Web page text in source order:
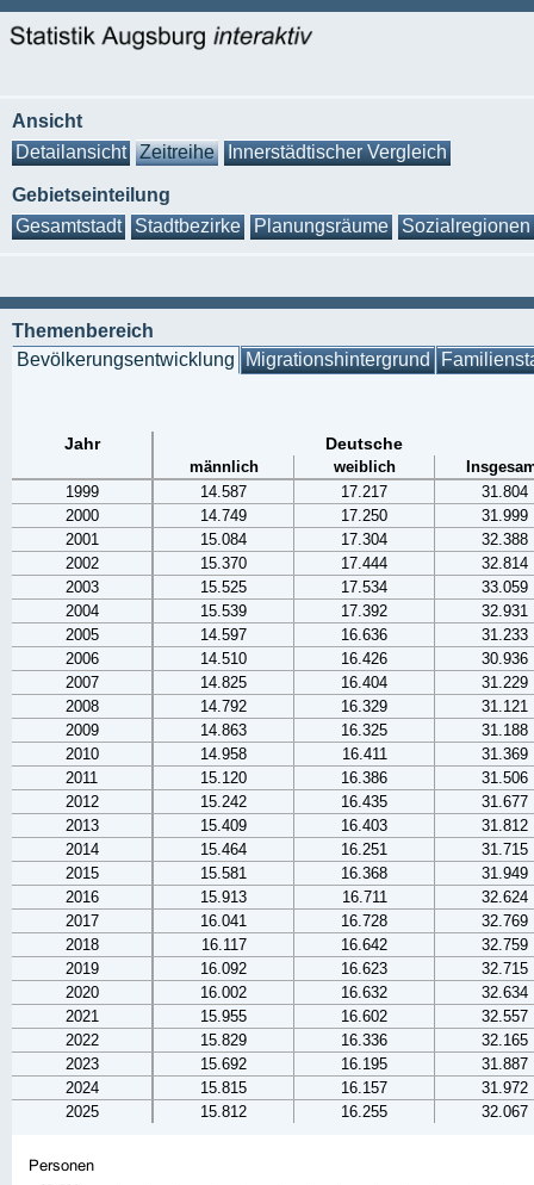
Ansicht
Detailansicht
Zeitreihe Innerstädtischer Vergleich
Gebietseinteilung
Gesamtstadt
Stadtbezirke Planungsräume Sozialregionen
Themenbereich
Bevölkerungsentwicklung Migrationshintergrund
Jahr Deutsche
männlich weiblich
1999
14.587 17.217
31.804
2000
14.749 17.250
31.999
2001
15.084 17.304
32.388
2002
15.370 17.444
32.814
2003
15.525 17.534
33.059
2004
15.539 17.392
32.931
2005
14.597 16.636
31.233
2006
14.510 16.426
30.936
2007
14.825 16.404
31.229
2008
14.792 16.329
31.121
2009
14.863 16.325
31.188
2010
14.958 16.411
31.369
2011
15.120 16.386
31.506
2012
15.242 16.435
31.677
2013
15.409 16.403
31.812
2014
15.464 16.251
31.715
2015
15.581 16.368
31.949
2016
15.913 16.711
32.624
2017
16.041 16.728
32.769
2018
16.117 16.642
32.759
2019
16.092 16.623
32.715
2020
16.002 16.632
32.634
2021
15.955 16.602
32.557
2022
15.829 16.336
32.165
2023
15.692 16.195
31.887
2024
15.815 16.157
31.972
2025
15.812 16.255 32.067